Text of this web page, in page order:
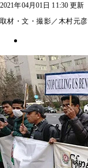
2021年04月01日 11:30 更新
取材・文・撮影／木村元彦